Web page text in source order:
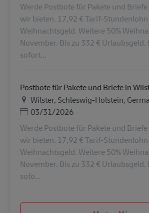
Werde Postbote für Pakete und Briefe
wir bieten. 17,92 € Tarif-
Weihnachtsgeld. Weitere 50%
November. Bis zu 332 € Urlaubsgeld.
sofort...
Postbote für Pakete und Briefe in
Ubicación
Wilster, Schleswig-Holstein,
Posted Date
03/31/2026
Werde Postbote für Pakete und
wir bieten. 17,92 € Tarif-
Weihnachtsgeld. Weitere 50%
November. Bis zu 332 € Urlaubsgeld.
sofo...